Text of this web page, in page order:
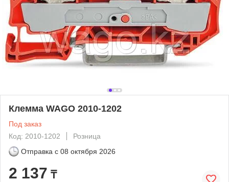
Клемма WAGO 2010-1202
Под заказ
Код: 2010-1202
Розница
Отправка с 08 октября 2026
2 137 ₸